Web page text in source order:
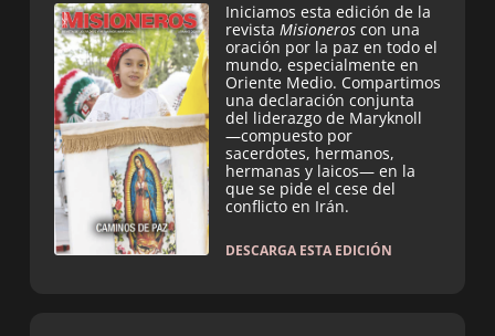
Iniciamos esta edición de la
revista Misioneros con una
oración por la paz en todo el
mundo, especialmente en
Oriente Medio. Compartimos
una declaración conjunta
del liderazgo de Maryknoll
—compuesto por
sacerdotes, hermanos,
hermanas y laicos— en la
que se pide el cese del
conflicto en Irán.
DESCARGA ESTA EDICIÓN